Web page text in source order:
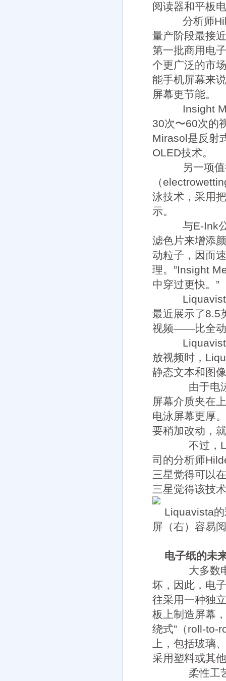
阅读器和平板
分析师
量产阶段最接
第一批商用电
个更广泛的市
能手机屏幕来
屏幕更节能。
Insight
30次〜60次的
Mirasol是反射
OLED技术。
另一项值
（
泳技术，采用
示。
与E-Ink公
滤色片来增添
动粒子，因而
理。”Insight
中穿过更快。”
Liquavista
最近展示了8.5
视频——比全动
Liquavista
放视频时，
静态文本和图
由于电泳
屏幕介质夹在
电泳屏幕更厚
要稍加改动，
不过，
司的分析师
三星觉得可以
三星觉得该技
Liquavista
屏（右）容易
电子纸的未
大多数电
坏，因此，电
往采用一种独
板上制造屏幕
绕式”（roll-to-
上，包括玻璃
采用塑料或其
柔性工艺